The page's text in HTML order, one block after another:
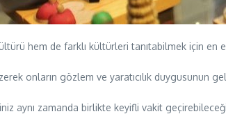
hem de farklı kültürleri tanıtabilmek için en
onların gözlem ve yaratıcılık duygusunun
aynı zamanda birlikte keyifli vakit